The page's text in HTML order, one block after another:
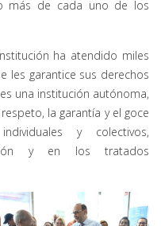
más de cada uno de los
ha atendido miles
les garantice sus derechos
una institución autónoma,
la garantía y el goce
y colectivos,
y en los tratados